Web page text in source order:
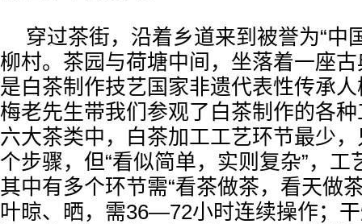
穿过茶街，沿着乡道来到被誉为“中
柳村。茶园与荷塘中间，坐落着一座
是白茶制作技艺国家非遗代表性传承
梅老先生带我们参观了白茶制作的各
六大茶类中，白茶加工工艺环节最少
个步骤，但“看似简单，实则复杂”，工
其中有多个环节需“看茶做茶，看天做
叶晾、晒，需36—72小时连续操作；